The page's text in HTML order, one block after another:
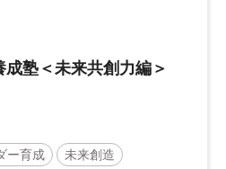
塾＜未来共創力編＞
ー育成 未来創造